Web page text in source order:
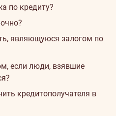
по кредиту?
являющуюся залогом по
если люди, взявшие
кредитополучателя в